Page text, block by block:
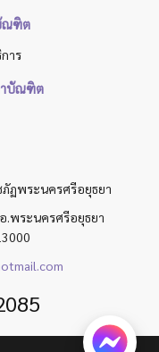
ณฑิต
าร
าบัณฑิต
ฏพระนครศรีอยุธยา
.พระนครศรีอยุธยา